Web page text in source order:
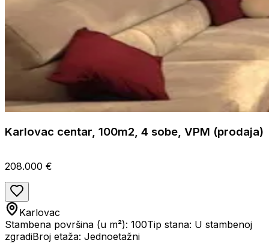
Karlovac centar, 100m2, 4 sobe, VPM (prodaja)
208.000 €
Karlovac
Stambena površina (u m²): 100Tip stana: U stambenoj
zgradiBroj etaža: Jednoetažni